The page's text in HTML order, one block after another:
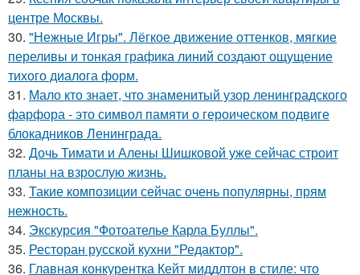
центре Москвы.
30. "Нежные Игры". Лёгкое движение оттенков, мягкие
переливы и тонкая графика линий создают ощущение
тихого диалога форм.
31. Мало кто знает, что знаменитый узор ленинградского
фарфора - это символ памяти о героическом подвиге
блокадников Ленинграда.
32. Дочь Тимати и Алены Шишковой уже сейчас строит
планы на взрослую жизнь.
33. Такие композиции сейчас очень популярны, прям
нежность.
34. Экскурсия "Фотоателье Карла Буллы".
35. Ресторан русской кухни "Редактор".
36. Главная конкурентка Кейт миддлтон в стиле: что